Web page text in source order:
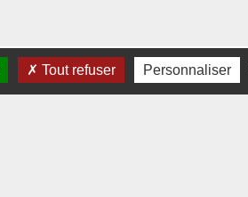
Tout refuser Personnaliser